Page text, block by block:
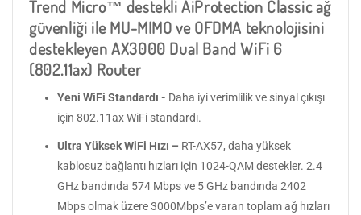
Trend Micro™ destekli AiProtection Classic ağ
güvenliği ile MU-MIMO ve OFDMA teknolojisini
destekleyen AX3000 Dual Band WiFi 6
(802.11ax) Router
Yeni WiFi Standardı - Daha iyi verimlilik ve sinyal çıkışı
için 802.11ax WiFi standardı.
Ultra Yüksek WiFi Hızı – RT-AX57, daha yüksek
kablosuz bağlantı hızları için 1024-QAM destekler. 2.4
GHz bandında 574 Mbps ve 5 GHz bandında 2402
Mbps olmak üzere 3000Mbps’e varan toplam ağ hızları